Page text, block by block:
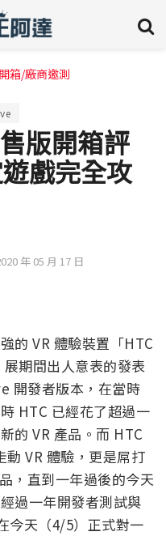
箱/廠商邀測
版開箱評
戲完全攻
年 05 月 17 日
的 VR 體驗裝置「HTC
期間出人意表的發表
開發者版本，在當時
HTC 已經花了超過一
的 VR 產品。而 HTC
VR 體驗，更是屌打
，直到一年過後的今天
過一年開發者測試與
今天（4/5）正式對一